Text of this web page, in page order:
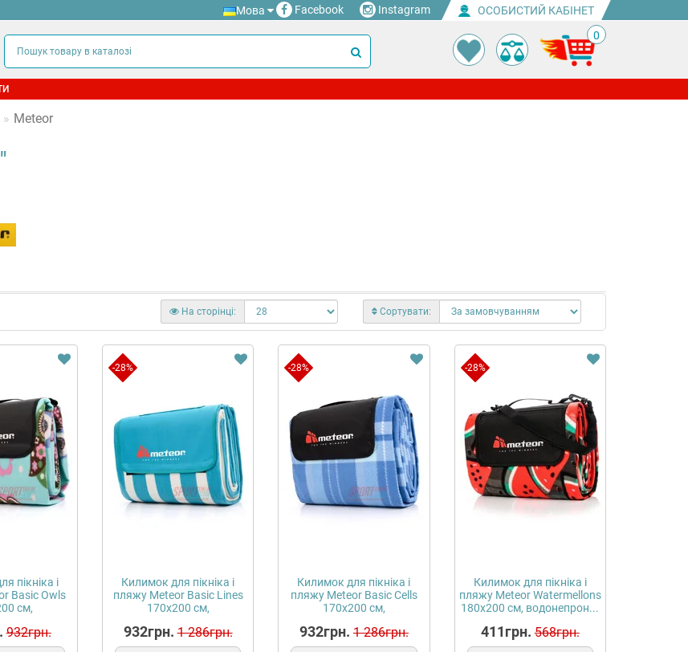
Facebook Instagram
Мова ОСОБИСТИЙ КАБІНЕТ
0
www/admin/view/template/extension/module/dream_filter_filters.tpl</b> on line <b>51</b>
Meteor
Сортувати:
На сторінці:
пікніка і
Basic Owls
см,
932грн.
-28%
Килимок для пікніка і
пляжу Meteor Basic Lines
170х200 см,
932грн. 1 286грн.
-28%
Килимок для пікніка і
пляжу Meteor Basic Cells
170х200 см,
932грн. 1 286грн.
-28%
Килимок для пікніка і
пляжу Meteor Watermellons
180х200 см, водонепрон...
411грн. 568грн.